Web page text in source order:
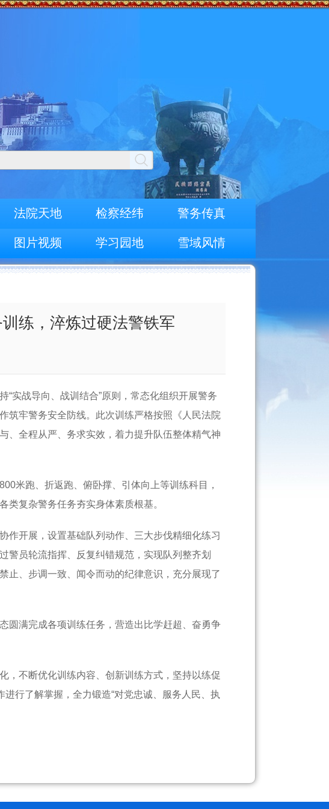
法院天地 检察经纬 警务传真
图片视频 学习园地 雪域风情
练，淬炼过硬法警铁军
实战导向、战训结合”原则，常态化组织开展警务
筑牢警务安全防线。此次训练严格按照《人民法院
、全程从严、务求实效，着力提升队伍整体精气神
米跑、折返跑、俯卧撑、引体向上等训练科目，
类复杂警务任务夯实身体素质根基。
作开展，设置基础队列动作、三大步伐精细化练习
警员轮流指挥、反复纠错规范，实现队列整齐划
止、步调一致、闻令而动的纪律意识，充分展现了
圆满完成各项训练任务，营造出比学赶超、奋勇争
，不断优化训练内容、创新训练方式，坚持以练促
行了解掌握，全力锻造“对党忠诚、服务人民、执